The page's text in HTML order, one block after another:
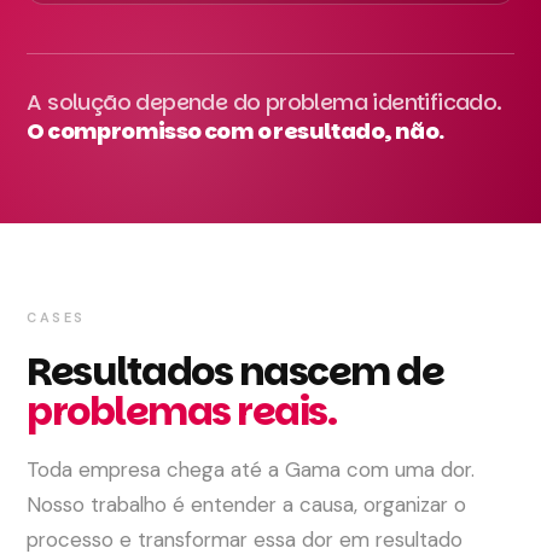
A solução depende do problema identificado.
O compromisso com o resultado, não.
CASES
Resultados nascem de
problemas reais.
Toda empresa chega até a Gama com uma dor.
Nosso trabalho é entender a causa, organizar o
processo e transformar essa dor em resultado